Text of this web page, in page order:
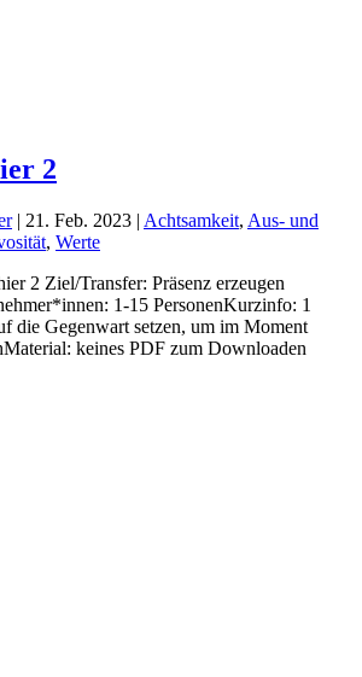
2
| 21. Feb. 2023 | Achtsamkeit, Aus- und
, Werte
2 Ziel/Transfer: Präsenz erzeugen
1-15 PersonenKurzinfo: 1
die Gegenwart setzen, um im Moment
keines PDF zum Downloaden